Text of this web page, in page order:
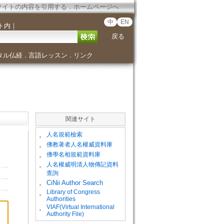
イトの内容を引用する．ホームページへ
内 ｜ 中 EN
戻る
ル仏経． 言語レッスン ． リンク
関連サイト
。 人名規範檢索
。 佛教著者人名權威資料庫
。 佛學名相規範資料庫
。
人名權威明清人物傳記資料
查詢
。
CiNii Author Search
。
Library of Congress
Authorities
。
VIAF(Virtual International
Authority File)